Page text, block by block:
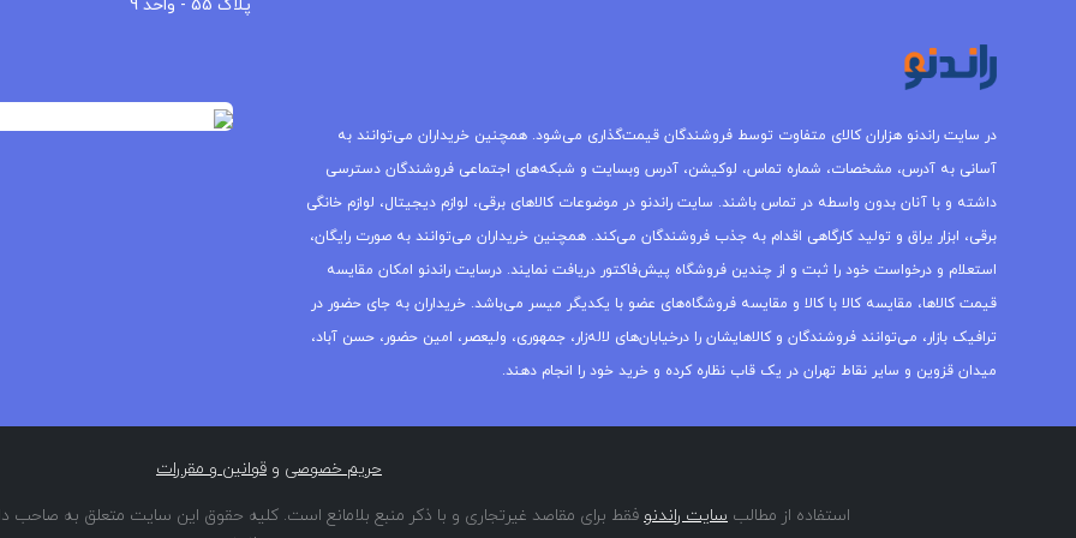
پلاک 55 - واحد 9
در سایت راندنو هزاران کالای متفاوت توسط فروشندگان قیمت‌گذاری می‌شود. همچنین خریداران می‌توانند به
آسانی به آدرس، مشخصات، شماره تماس، لوکیشن، آدرس وبسایت و شبکه‌های اجتماعی فروشندگان دسترسی
داشته و با آنان بدون واسطه در تماس باشند. سایت راندنو در موضوعات کالاهای برقی، لوازم دیجیتال، لوازم خانگی
برقی، ابزار یراق و تولید کارگاهی اقدام به جذب فروشندگان می‌کند. همچنین خریداران می‌توانند به صورت رایگان،
استعلام و درخواست خود را ثبت و از چندین فروشگاه پیش‌فاکتور دریافت نمایند. درسایت راندنو امکان مقایسه
قیمت کالاها، مقایسه کالا با کالا و مقایسه فروشگاه‌های عضو با یکدیگر میسر می‌باشد. خریداران به جای حضور در
ترافیک بازار، می‌توانند فروشندگان و کالاهایشان را درخیابان‌های لاله‌زار، جمهوری، ولیعصر، امین حضور، حسن آباد،
میدان قزوین و سایر نقاط تهران در یک قاب نظاره کرده و خرید خود را انجام دهند.
حریم خصوصی و قوانین و مقررات
استفاده از مطالب سایت راندنو فقط برای مقاصد غیرتجاری و با ذکر منبع بلامانع است. کلیه حقوق این سایت متعلق به